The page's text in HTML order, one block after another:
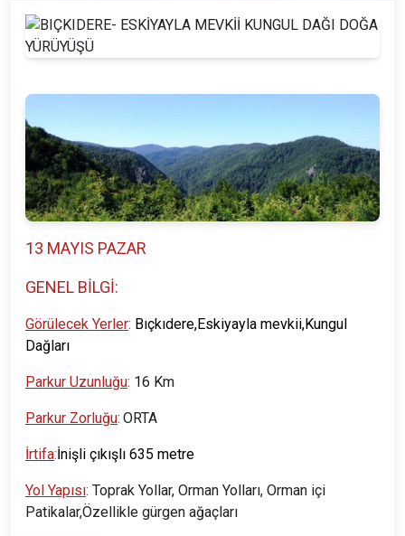
13 MAYIS PAZAR
GENEL BİLGİ:
Görülecek Yerler: Bıçkıdere,Eskiyayla mevkii,Kungul
Dağları
Parkur Uzunluğu: 16 Km
Parkur Zorluğu: ORTA
İrtifa:İnişli çıkışlı 635 metre
Yol Yapısı: Toprak Yollar, Orman Yolları, Orman içi
Patikalar,Özellikle gürgen ağaçları